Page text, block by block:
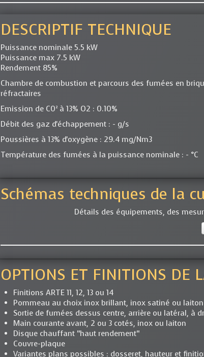
DESCRIPTIF TECHNIQUE
Puissance nominale 5.5 kW
Puissance max 7.5 kW
Rendement 85%
Chambre de combustion et parcours des fumées en
réfractaires
Emission de C0² à 13% O2 : 0.10%
Débit des gaz d'échappement : - g/s
Poussières à 13% d'oxygène : 29.4 mg/Nm3
Température des fumées à la puissance nominale : - °C
Schémas techniques de la
Détails des équipements, des
OPTIONS ET FINITIONS DE
Finitions ARTE 11, 12, 13 ou 14
Pommeau au choix inox brillant, inox satiné ou laiton
Sortie de fumées dessus centre, arrière ou latéral, à
Main courante avant, 2 ou 3 cotés, inox ou laiton
Disque chauffant “haut rendement“
Couvre-plaque
Variantes plans possibles : dosseret, hauteur et